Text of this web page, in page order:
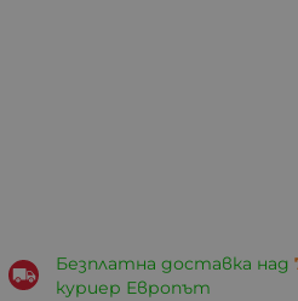
Безплатна доставка над
куриер Европът